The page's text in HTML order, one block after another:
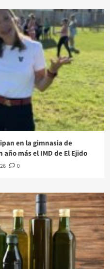
en la gimnasia de
más el IMD de El Ejido
0